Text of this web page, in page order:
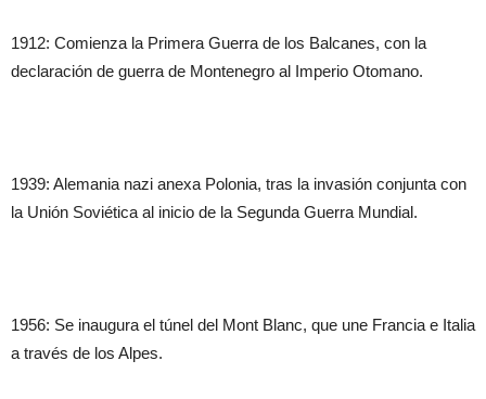
1912: Comienza la Primera Guerra de los Balcanes, con la
declaración de guerra de Montenegro al Imperio Otomano.
1939: Alemania nazi anexa Polonia, tras la invasión conjunta con
la Unión Soviética al inicio de la Segunda Guerra Mundial.
1956: Se inaugura el túnel del Mont Blanc, que une Francia e Italia
a través de los Alpes.